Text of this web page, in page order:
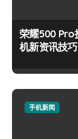
荣耀500 Pro
机新资讯技
手机新闻